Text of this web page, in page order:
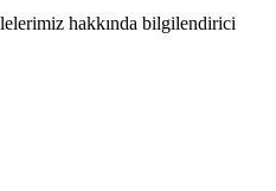
hakkında bilgilendirici